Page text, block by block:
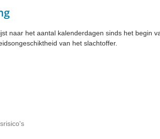
naar het aantal kalenderdagen sinds het begin
van het slachtoffer.